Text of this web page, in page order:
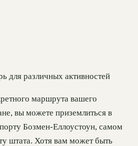
для различных активностей
маршрута вашего
вы можете приземлиться в
Бозмен-Еллоустоун, самом
штата. Хотя вам может быть